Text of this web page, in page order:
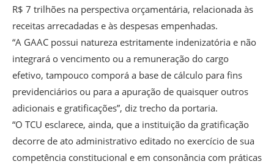
R$ 7 trilhões na perspectiva orçamentária, relacionada às
receitas arrecadadas e às despesas empenhadas.
“A GAAC possui natureza estritamente indenizatória e não
integrará o vencimento ou a remuneração do cargo
efetivo, tampouco comporá a base de cálculo para fins
previdenciários ou para a apuração de quaisquer outros
adicionais e gratificações”, diz trecho da portaria.
“O TCU esclarece, ainda, que a instituição da gratificação
decorre de ato administrativo editado no exercício de sua
competência constitucional e em consonância com práticas